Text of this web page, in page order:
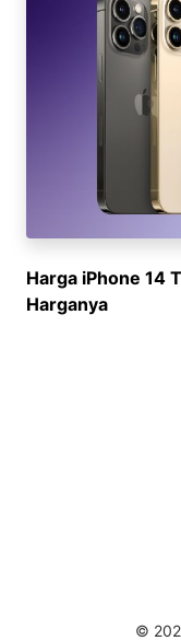
Harga iPhone 14
Harganya
©